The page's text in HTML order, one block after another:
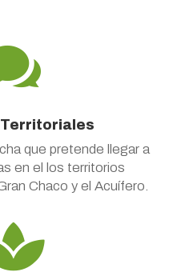
Territoriales
que pretende llegar a
en el los territorios
Chaco y el Acuífero.